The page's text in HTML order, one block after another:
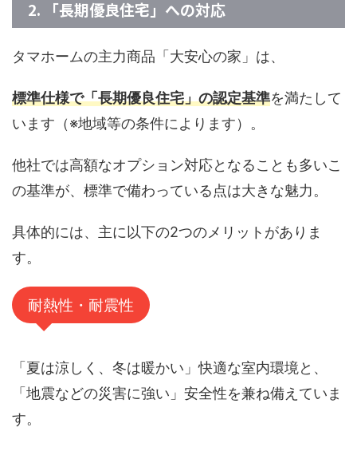
2. 「長期優良住宅」への対応
タマホームの主力商品「大安心の家」は、
標準仕様で「長期優良住宅」の認定基準を満たして
います（※地域等の条件によります）。
他社では高額なオプション対応となることも多いこ
の基準が、標準で備わっている点は大きな魅力。
具体的には、主に以下の2つのメリットがありま
す。
耐熱性・耐震性
「夏は涼しく、冬は暖かい」快適な室内環境と、
「地震などの災害に強い」安全性を兼ね備えていま
す。